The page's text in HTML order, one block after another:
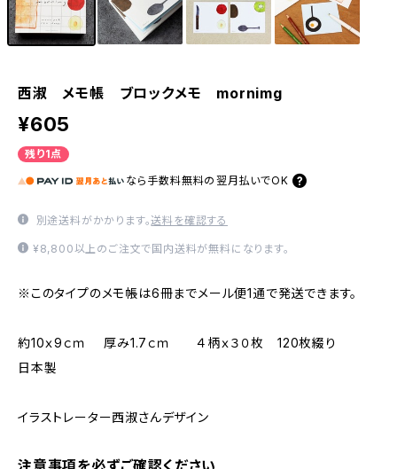
西淑 メモ帳 ブロックメモ mornimg
¥605
残り1点
なら 手数料無料の 翌月払いでOK
別途送料がかかります。送料を確認する
¥8,800以上のご注文で国内送料が無料になります。
※このタイプのメモ帳は6冊までメール便1通で発送できます。
約10ｘ9ｃｍ 厚み1.7ｃｍ ４柄ｘ３０枚 120枚綴り
日本製
イラストレーター西淑さんデザイン
注意事項を必ずご確認ください